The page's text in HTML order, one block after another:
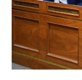
o
k